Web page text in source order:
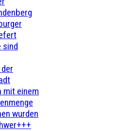
sind
mit einem
wurden